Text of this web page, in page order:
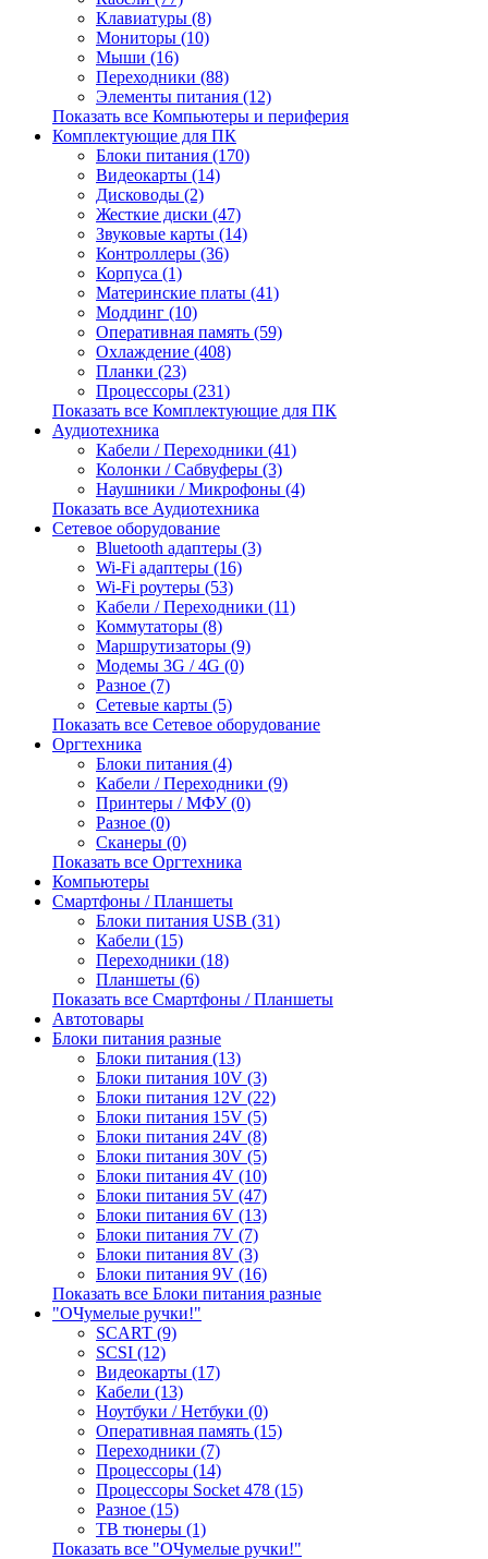
Клавиатуры (8)
Мониторы (10)
Мыши (16)
Переходники (88)
Элементы питания (12)
Показать все Компьютеры и периферия
Комплектующие для ПК
Блоки питания (170)
Видеокарты (14)
Дисководы (2)
Жесткие диски (47)
Звуковые карты (14)
Контроллеры (36)
Корпуса (1)
Материнские платы (41)
Моддинг (10)
Оперативная память (59)
Охлаждение (408)
Планки (23)
Процессоры (231)
Показать все Комплектующие для ПК
Аудиотехника
Кабели / Переходники (41)
Колонки / Сабвуферы (3)
Наушники / Микрофоны (4)
Показать все Аудиотехника
Сетевое оборудование
Bluetooth адаптеры (3)
Wi-Fi адаптеры (16)
Wi-Fi роутеры (53)
Кабели / Переходники (11)
Коммутаторы (8)
Маршрутизаторы (9)
Модемы 3G / 4G (0)
Разное (7)
Сетевые карты (5)
Показать все Сетевое оборудование
Оргтехника
Блоки питания (4)
Кабели / Переходники (9)
Принтеры / МФУ (0)
Разное (0)
Сканеры (0)
Показать все Оргтехника
Компьютеры
Смартфоны / Планшеты
Блоки питания USB (31)
Кабели (15)
Переходники (18)
Планшеты (6)
Показать все Смартфоны / Планшеты
Автотовары
Блоки питания разные
Блоки питания (13)
Блоки питания 10V (3)
Блоки питания 12V (22)
Блоки питания 15V (5)
Блоки питания 24V (8)
Блоки питания 30V (5)
Блоки питания 4V (10)
Блоки питания 5V (47)
Блоки питания 6V (13)
Блоки питания 7V (7)
Блоки питания 8V (3)
Блоки питания 9V (16)
Показать все Блоки питания разные
"ОЧумелые ручки!"
SCART (9)
SCSI (12)
Видеокарты (17)
Кабели (13)
Ноутбуки / Нетбуки (0)
Оперативная память (15)
Переходники (7)
Процессоры (14)
Процессоры Socket 478 (15)
Разное (15)
ТВ тюнеры (1)
Показать все "ОЧумелые ручки!"